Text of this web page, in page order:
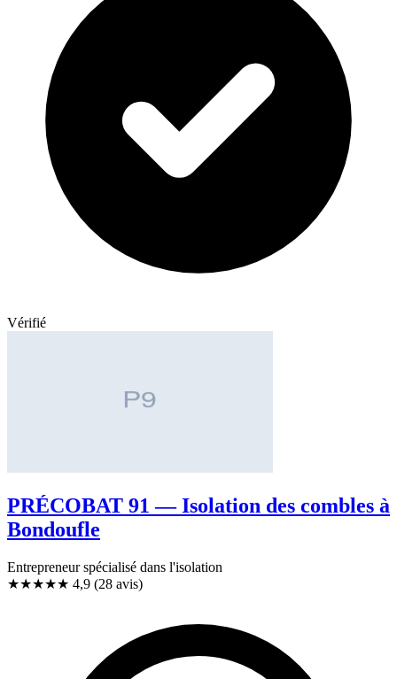
Vérifié
PRÉCOBAT 91 — Isolation des combles à
Bondoufle
Entrepreneur spécialisé dans l'isolation
★★★★★ 4,9 (28 avis)